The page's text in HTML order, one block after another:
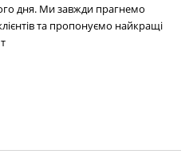
дня. Ми завжди прагнемо
та пропонуємо найкращі